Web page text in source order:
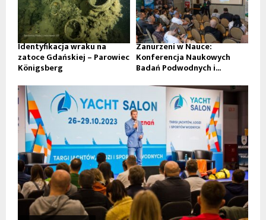
Identyfikacja wraku na
zatoce Gdańskiej – Parowiec
Königsberg
Zanurzeni w Nauce:
Konferencja Naukowych
Badań Podwodnych i...